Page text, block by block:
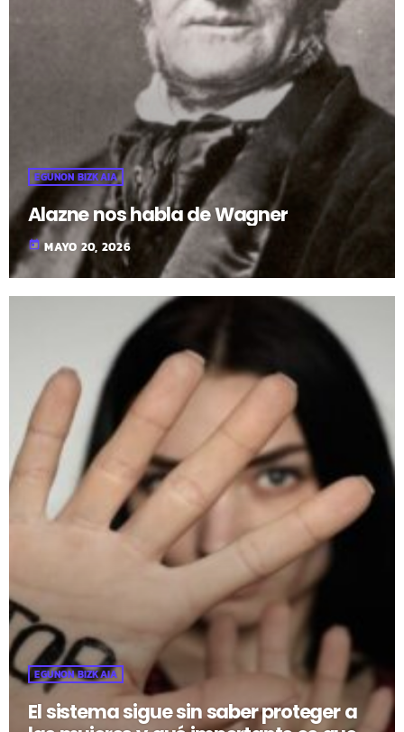
EGUNON BIZKAIA
Alazne nos habla de Wagner
today MAYO 20, 2026
EGUNON BIZKAIA
El sistema sigue sin saber proteger a